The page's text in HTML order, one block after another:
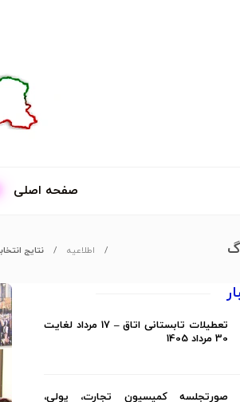
صفحه اصلی
اطلاعیه نتایج
تعطیلات تابستانی اتاق – 17 مرداد لغایت
30 مرداد 1405
صورتجلسه کمیسیون تجارت، پولی،